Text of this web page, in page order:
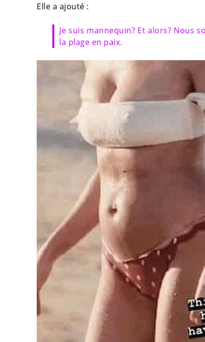
Elle a ajouté :
Je suis mannequin? Et alors? Nous
la plage en paix.